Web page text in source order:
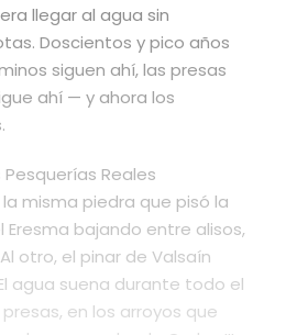
llegaral agua sin
Doscientos y pico años
siguen ahí, las presas
ahí — y ahora los
Pesquerías Reales
misma piedra que pisó la
Eresma bajando entre alisos,
Al otro, el pinar de Valsaín
agua suena durante todo el
en los arroyos que